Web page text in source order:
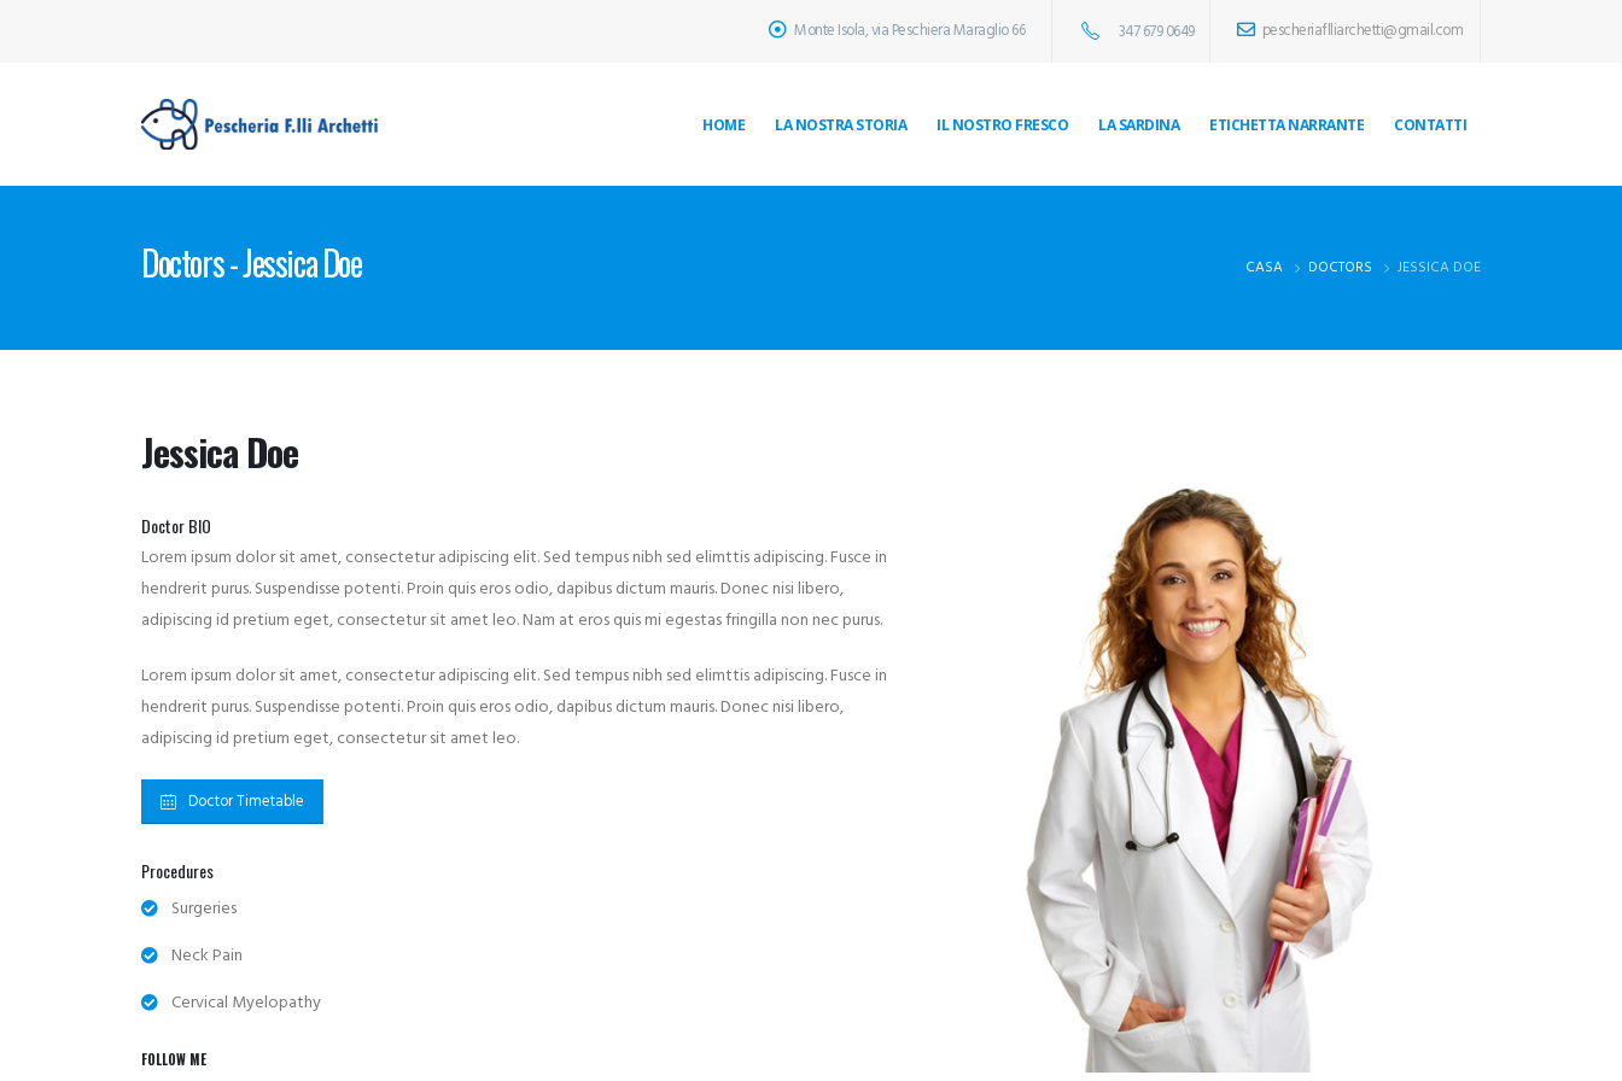
Monte Isola, via Peschiera Maraglio 66 347 679 0649 pescheriaflliarchetti@gmail.com
HOME LA NOSTRA STORIA IL NOSTRO FRESCO LA SARDINA ETICHETTA NARRANTE CONTATTI
Doctors - Jessica Doe CASA DOCTORS JESSICA DOE
Jessica Doe
Doctor BIO
Lorem ipsum dolor sit amet, consectetur adipiscing elit. Sed tempus nibh sed elimttis adipiscing. Fusce in
hendrerit purus. Suspendisse potenti. Proin quis eros odio, dapibus dictum mauris. Donec nisi libero,
adipiscing id pretium eget, consectetur sit amet leo. Nam at eros quis mi egestas fringilla non nec purus.
Lorem ipsum dolor sit amet, consectetur adipiscing elit. Sed tempus nibh sed elimttis adipiscing. Fusce in
hendrerit purus. Suspendisse potenti. Proin quis eros odio, dapibus dictum mauris. Donec nisi libero,
adipiscing id pretium eget, consectetur sit amet leo.
Doctor Timetable
Procedures
Surgeries
Neck Pain
Cervical Myelopathy
FOLLOW ME